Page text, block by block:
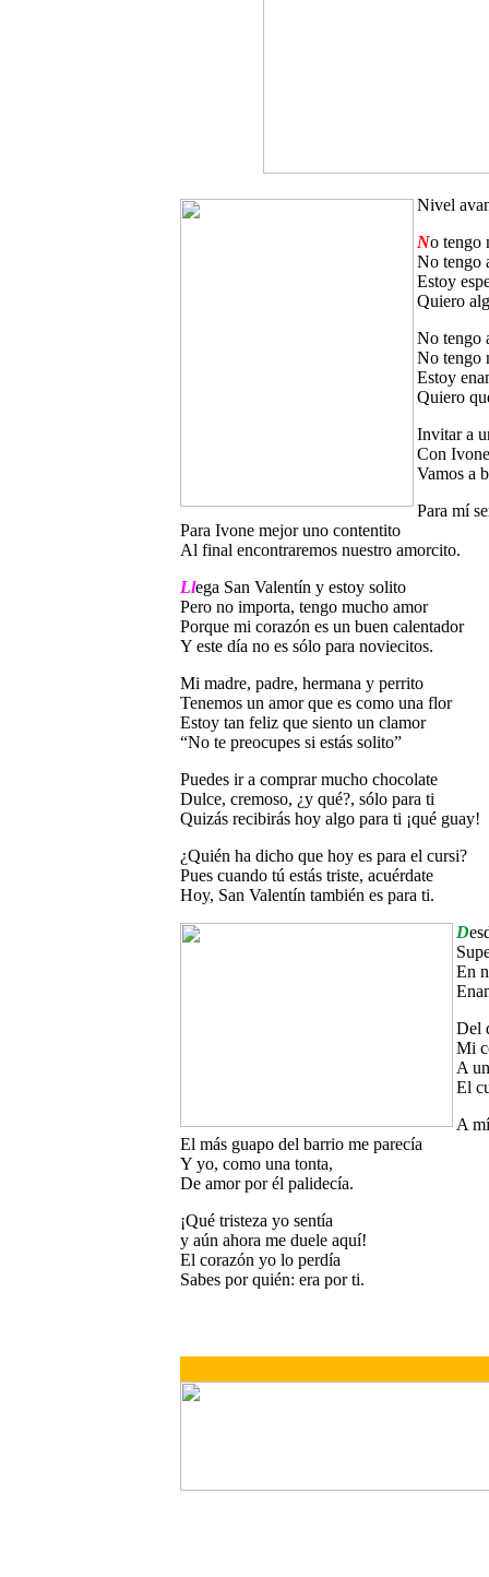
Nivel
No tengo
No tengo
Estoy
Quiero
No tengo
No tengo
Estoy
Quiero
Invitar a
Con
Vamos a
Para mí
Para Ivone mejor uno contentito
Al final encontraremos nuestro amorcito.
Llega San Valentín y estoy solito
Pero no importa, tengo mucho amor
Porque mi corazón es un buen calentador
Y este día no es sólo para noviecitos.
Mi madre, padre, hermana y perrito
Tenemos un amor que es como una flor
Estoy tan feliz que siento un clamor
“No te preocupes si estás solito”
Puedes ir a comprar mucho chocolate
Dulce, cremoso, ¿y qué?, sólo para ti
Quizás recibirás hoy algo para ti ¡qué guay!
¿Quién ha dicho que hoy es para el cursi?
Pues cuando tú estás triste, acuérdate
Hoy, San Valentín también es para ti.
D
En
Del
Mi
A
El
A
El más guapo del barrio me parecía
Y yo, como una tonta,
De amor por él palidecía.
¡Qué tristeza yo sentía
y aún ahora me duele aquí!
El corazón yo lo perdía
Sabes por quién: era por ti.